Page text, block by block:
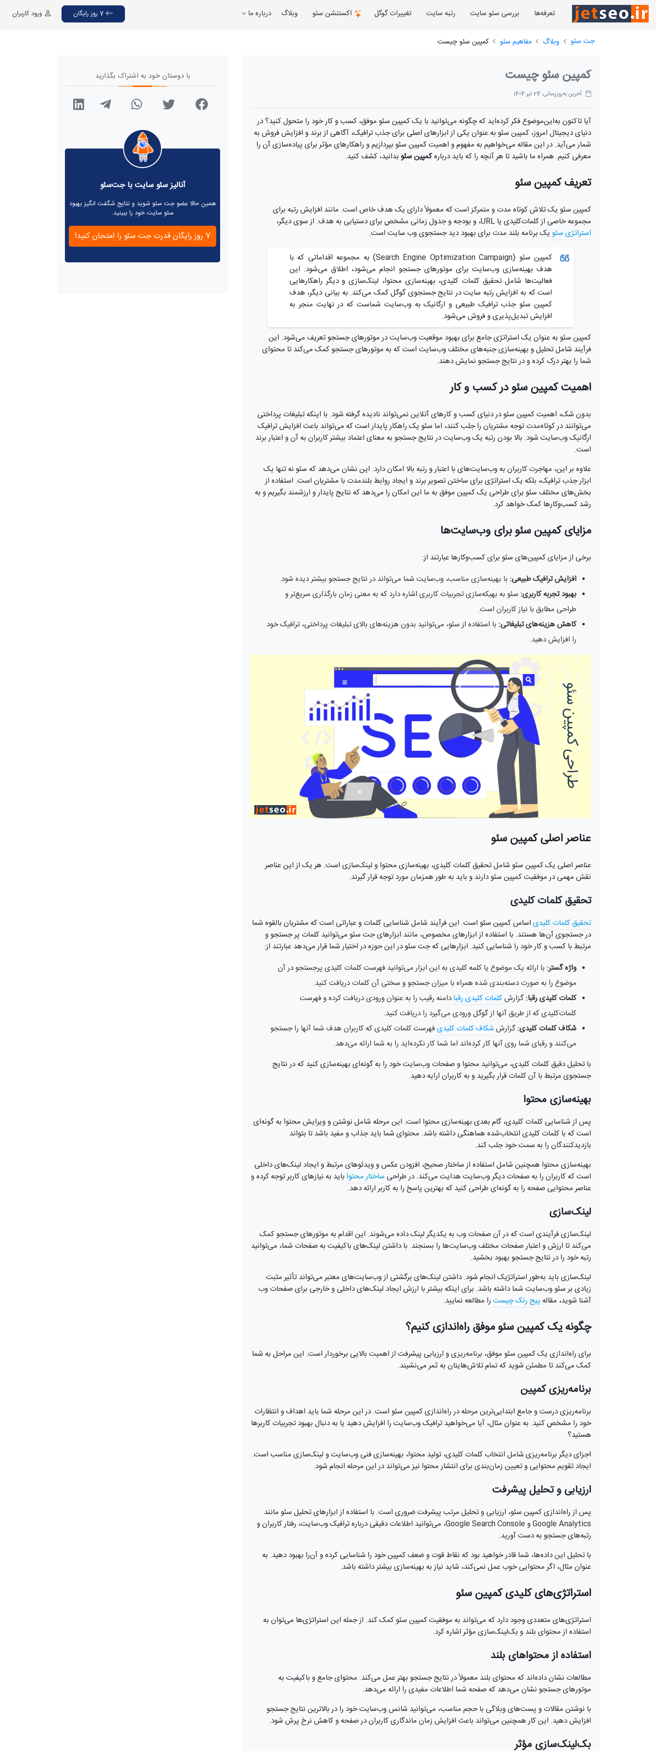
تعرفه‌ها بررسی سئو سایت رتبه سایت تغییرات گوگل اکستنشن سئو وبلاگ درباره ما ورود کاربران
جت سئو وبلاگ مفاهیم سئو کمپین سئو چیست
کمپین سئو چیست
آخرین به‌روزرسانی: 24 تیر 1404
آیا تاکنون به‌این‌موضوع فکر کرده‌اید که چگونه می‌توانید با یک کمپین سئو موفق، کسب و کار خود را متحول کنید؟ در
دنیای دیجیتال امروز، کمپین سئو به عنوان یکی از ابزارهای اصلی برای جذب ترافیک، آگاهی از برند و افزایش فروش به
شمار می‌آید. در این مقاله می‌خواهیم به مفهوم و اهمیت کمپین سئو بپردازیم و راهکارهای مؤثر برای پیاده‌سازی آن را
معرفی کنیم. همراه ما باشید تا هر آنچه را که باید دربارهکمپین سئو بدانید، کشف کنید.
تعریف کمپین سئو
کمپین سئو یک تلاش کوتاه مدت و متمرکز است که معمولاً دارای یک هدف خاص است. مانند افزایش رتبه برای
مجموعه خاصی از کلمات‌کلیدی یا URL، و بودجه و جدول زمانی مشخص برای دستیابی به هدف. از سوی دیگر،
استراتژی سئو یک برنامه بلند مدت برای بهبود دید جستجوی وب سایت است.
کمپین سئو (Search Engine Optimization Campaign) به مجموعه اقداماتی که با
هدف بهینه‌سازی وب‌سایت برای موتورهای جستجو انجام می‌شود، اطلاق می‌شود. این
فعالیت‌ها شامل تحقیق کلمات کلیدی، بهینه‌سازی محتوا، لینک‌سازی و دیگر راهکارهایی
است که به افزایش رتبه سایت در نتایج جستجوی گوگل کمک می‌کند. به بیانی دیگر، هدف
کمپین سئو جذب ترافیک طبیعی و ارگانیک به وب‌سایت شماست که در نهایت منجر به
افزایش تبدیل‌پذیری و فروش می‌شود.
کمپین سئو به عنوان یک استراتژی جامع برای بهبود موقعیت وب‌سایت در موتورهای جستجو تعریف می‌شود. این
فرآیند شامل تحلیل و بهینه‌سازی جنبه‌های مختلف وب‌سایت است که به موتورهای جستجو کمک می‌کند تا محتوای
شما را بهتر درک کرده و در نتایج جستجو نمایش دهند.
اهمیت کمپین سئو در کسب و کار
بدون شک، اهمیت کمپین سئو در دنیای کسب و کارهای آنلاین نمی‌تواند نادیده گرفته شود. با اینکه تبلیغات پرداختی
می‌توانند در کوتاه‌مدت توجه مشتریان را جلب کنند، اما سئو یک راهکار پایدار است که می‌تواند باعث افزایش ترافیک
ارگانیک وب‌سایت شود. بالا بودن رتبه یک وب‌سایت در نتایج جستجو به معنای اعتماد بیشتر کاربران به آن و اعتبار برند
است.
علاوه بر این، مهاجرت کاربران به وب‌سایت‌های با اعتبار و رتبه بالا امکان دارد. این نشان می‌دهد که سئو نه تنها یک
ابزار جذب ترافیک، بلکه یک استراتژی برای ساختن تصویر برند و ایجاد روابط بلندمدت با مشتریان است. استفاده از
بخش‌های مختلف سئو برای طراحی یک کمپین موفق به ما این امکان را می‌دهد که نتایج پایدار و ارزشمند بگیریم و به
رشد کسب‌وکارها کمک خواهد کرد.
مزایای کمپین سئو برای وب‌سایت‌ها
برخی از مزایای کمپین‌های سئو برای کسب‌وکارها عبارتند از:
افزایش ترافیک طبیعی: با بهینه‌سازی مناسب، وب‌سایت شما می‌تواند در نتایج جستجو بیشتر دیده شود.
بهبود تجربه کاربری: سئو به بهیکه‌سازی تجربیات کاربری اشاره دارد که به معنی زمان بارگذاری سریع‌تر و
طراحی مطابق با نیاز کاربران است.
کاهش هزینه‌های تبلیغاتی: با استفاده از سئو، می‌توانید بدون هزینه‌های بالای تبلیغات پرداختی، ترافیک خود
را افزایش دهید.
عناصر اصلی کمپین سئو
عناصر اصلی یک کمپین سئو شامل تحقیق کلمات کلیدی، بهینه‌سازی محتوا و لینک‌سازی است. هر یک از این عناصر
نقش مهمی در موفقیت کمپین سئو دارند و باید به طور همزمان مورد توجه قرار گیرند.
تحقیق کلمات کلیدی
تحقیق کلمات کلیدی اساس کمپین سئو است. این فرآیند شامل شناسایی کلمات و عباراتی است که مشتریان بالقوه شما
در جستجوی آن‌ها هستند. با استفاده از ابزارهای مخصوص، مانند ابزارهای جت سئو می‌توانید کلمات پر جستجو و
مرتبط با کسب و کار خود را شناسایی کنید. ابزارهایی که جت سئو در این حوزه در اختیار شما قرار می‌دهد عبارتند از:
واژه گستر: با ارائه یک موضوع یا کلمه کلیدی به این ابزار می‌توانید فهرست کلمات کلیدی پرجستجو در آن
موضوع را به صورت دسته‌بندی شده همراه با میزان جستجو و سختی آن کلمات دریافت کنید.
کلمات کلیدی رقبا: گزارشکلمات کلیدی رقبا دامنه رقیب را به عنوان ورودی دریافت کرده و فهرست
کلمات‌کلیدی که از طریق آنها از گوگل ورودی می‌گیرد را دریافت کنید.
شکاف کلمات کلیدی: گزارش شکاف کلمات کلیدیفهرست کلمات کلیدی که کاربران هدف شما آنها را جستجو
می‌کنند و رقبای شما روی آنها کار کرده‌اند اما شما کار نکرده‌اید را به شما ارائه می‌دهد.
با تحلیل دقیق کلمات کلیدی، می‌توانید محتوا و صفحات وب‌سایت خود را به گونه‌ای بهینه‌سازی کنید که در نتایج
جستجوی مرتبط با آن کلمات قرار بگیرید و به کاربران ارایه دهید.
بهینه‌سازی محتوا
پس از شناسایی کلمات کلیدی، گام بعدی بهینه‌سازی محتوا است. این مرحله شامل نوشتن و ویرایش محتوا به گونه‌ای
است که با کلمات کلیدی انتخاب‌شده هماهنگی داشته باشد. محتوای شما باید جذاب و مفید باشد تا بتواند
بازدیدکنندگان را به سمت خود جلب کند.
بهینه‌سازی محتوا همچنین شامل استفاده از ساختار صحیح، افزودن عکس و ویدئوهای مرتبط و ایجاد لینک‌های داخلی
است که کاربران را به صفحات دیگر وب‌سایت هدایت می‌کند. در طراحی ساختار محتوا باید به نیازهای کاربر توجه کرده و
عناصر محتوایی صفحه را به گونه‌ای طراحی کنید که بهترین پاسخ را به کاربر ارائه دهد.
لینک‌سازی
لینک‌سازی فرآیندی است که در آن صفحات وب به یکدیگر لینک داده می‌شوند. این اقدام به موتورهای جستجو کمک
می‌کند تا ارزش و اعتبار صفحات مختلف وب‌سایت‌ها را بسنجند. با داشتن لینک‌های باکیفیت به صفحات شما، می‌توانید
رتبه خود را در نتایج جستجو بهبود بخشید.
لینک‌سازی باید به‌طور استراتژیک انجام شود. داشتن لینک‌های برگشتی از وب‌سایت‌های معتبر می‌تواند تأثیر مثبت
زیادی بر سئو وب‌سایت شما داشته باشد. برای اینکه بیشتر با ارزش ایجاد لینک‌های داخلی و خارجی برای صفحات وب
آشنا شوید، مقاله پیج رنک چیست را مطالعه نمایید.
چگونه یک کمپین سئو موفق راه‌اندازی کنیم؟
برای راه‌اندازی یک کمپین سئو موفق، برنامه‌ریزی و ارزیابی پیشرفت از اهمیت بالایی برخوردار است. این مراحل به شما
کمک می‌کند تا مطمئن شوید که تمام تلاش‌هایتان به ثمر می‌نشیند.
برنامه‌ریزی کمپین
برنامه‌ریزی درست و جامع ابتدایی‌ترین مرحله در راه‌اندازی کمپین سئو است. در این مرحله شما باید اهداف و انتظارات
خود را مشخص کنید. به عنوان مثال، آیا می‌خواهید ترافیک وب‌سایت را افزایش دهید یا به دنبال بهبود تجربیات کاربرها
هستید؟
اجزای دیگر برنامه‌ریزی شامل انتخاب کلمات کلیدی، تولید محتوا، بهینه‌سازی فنی وب‌سایت و لینک‌سازی مناسب است.
ایجاد تقویم محتوایی و تعیین زمان‌بندی برای انتشار محتوا نیز می‌تواند در این مرحله انجام شود.
ارزیابی و تحلیل پیشرفت
پس از راه‌اندازی کمپین سئو، ارزیابی و تحلیل مرتب پیشرفت ضروری است. با استفاده از ابزارهای تحلیل سئو مانند
Google Analytics و Google Search Console، می‌توانید اطلاعات دقیقی درباره ترافیک وب‌سایت، رفتار کاربران و
رتبه‌های جستجو به دست آورید.
با تحلیل این داده‌ها، شما قادر خواهید بود که نقاط قوت و ضعف کمپین خود را شناسایی کرده و آن‌را بهبود دهید. به
عنوان مثال، اگر محتوایی خوب عمل نمی‌کند، شاید نیاز به بهینه‌سازی بیشتر داشته باشد.
استراتژی‌های کلیدی کمپین سئو
استراتژی‌های متعددی وجود دارد که می‌تواند به موفقیت کمپین سئو کمک کند. از جمله این استراتژی‌ها می‌توان به
استفاده از محتوای بلند و بک‌لینک‌سازی مؤثر اشاره کرد.
استفاده از محتواهای بلند
مطالعات نشان داده‌اند که محتوای بلند معمولاً در نتایج جستجو بهتر عمل می‌کند. محتوای جامع و باکیفیت به
موتورهای جستجو نشان می‌دهد که صفحه شما اطلاعات مفیدی را ارائه می‌دهد.
با نوشتن مقالات و پست‌های وبلاگی با حجم مناسب، می‌توانید شانس وب‌سایت خود را در بالاترین نتایج جستجو
افزایش دهید. این کار همچنین می‌تواند باعث افزایش زمان ماندگاری کاربران در صفحه و کاهش نرخ پرش شود.
بک‌لینک‌سازی مؤثر
با دوستان خود به اشتراک بگذارید
آنالیز سئو سایت با جت‌سئو
همین حالا عضو جت سئو شوید و نتایج شگفت انگیز بهبود
سئو سایت خود را ببینید.
7 روز رایگان قدرت جت سئو را امتحان کنید!